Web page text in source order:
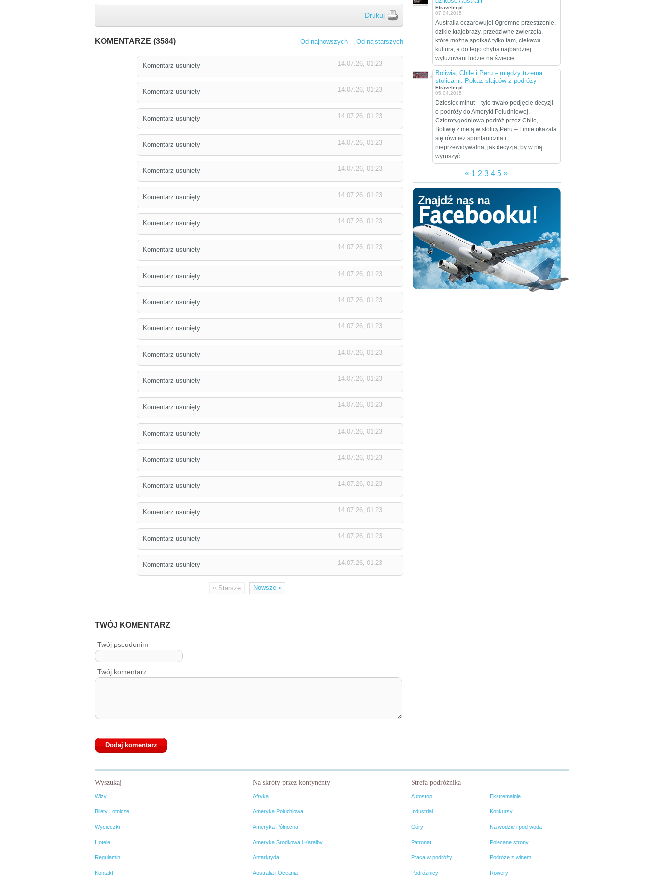
Drukuj
KOMENTARZE (3584) Od najnowszych Od najstarszych
14.07.26, 01:23
Komentarz usunięty
14.07.26, 01:23
Komentarz usunięty
14.07.26, 01:23
Komentarz usunięty
14.07.26, 01:23
Komentarz usunięty
14.07.26, 01:23
Komentarz usunięty
14.07.26, 01:23
Komentarz usunięty
14.07.26, 01:23
Komentarz usunięty
14.07.26, 01:23
Komentarz usunięty
14.07.26, 01:23
Komentarz usunięty
14.07.26, 01:23
Komentarz usunięty
14.07.26, 01:23
Komentarz usunięty
14.07.26, 01:23
Komentarz usunięty
14.07.26, 01:23
Komentarz usunięty
14.07.26, 01:23
Komentarz usunięty
14.07.26, 01:23
Komentarz usunięty
14.07.26, 01:23
Komentarz usunięty
14.07.26, 01:23
Komentarz usunięty
14.07.26, 01:23
Komentarz usunięty
14.07.26, 01:23
Komentarz usunięty
14.07.26, 01:23
Komentarz usunięty
« Starsze Nowsze»
TWÓJ KOMENTARZ
Twój pseudonim
Twój komentarz
zamierzają przejechać
wzdłuż i wszerz w
trakcie dwumiesięcznej
eskapady.
Etraveler.pl
07.04.2015
Australia oczarowuje! Ogromne przestrzenie,
dzikie krajobrazy, przedziwne zwierzęta,
które można spotkać tylko tam, ciekawa
kultura, a do tego chyba najbardziej
wyluzowani ludzie na świecie.
Boliwia, Chile i Peru – między trzema
stolicami. Pokaz slajdów z podróży
Etraveler.pl
05.04.2015
Dziesięć minut – tyle trwało podjęcie decyzji
o podróży do Ameryki Południowej.
Czterotygodniowa podróż przez Chile,
Boliwię z metą w stolicy Peru – Limie okazała
się również spontaniczna i
nieprzewidywalna, jak decyzja, by w nią
wyruszyć.
« 1 2 3 4 5 »
Wyszukaj
Wizy
Bilety Lotnicze
Wycieczki
Hotele
Regulamin
Kontakt
Na skróty przez kontynenty
Afryka
Ameryka Południowa
Ameryka Północna
Ameryka Środkowa i Karaiby
Antarktyda
Australia i Oceania
Strefa podróżnika
Autostop Ekstremalnie
Industrial Konkursy
Góry Na wodzie i pod wodą
Patronat Polecane strony
Praca w podróży Podróże z winem
Podróżnicy Rowery